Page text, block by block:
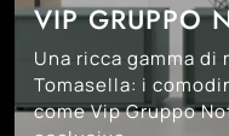
VIP GRUPPO
Una ricca gamma
Tomasella: i
come Vip Gruppo